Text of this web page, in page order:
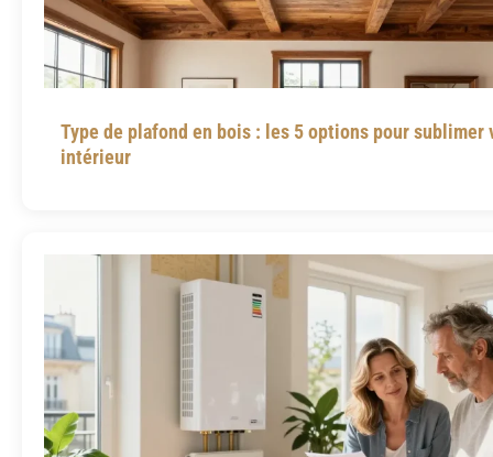
Type de plafond en bois : les 5 options pour sublimer
intérieur